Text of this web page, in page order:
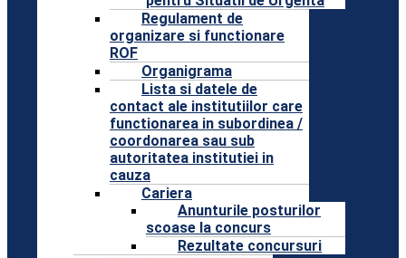
Regulament de
organizare si functionare
ROF
Organigrama
Lista si datele de
contact ale institutiilor care
functionarea in subordinea /
coordonarea sau sub
autoritatea institutiei in
cauza
Cariera
Anunturile posturilor
scoase la concurs
Rezultate concursuri